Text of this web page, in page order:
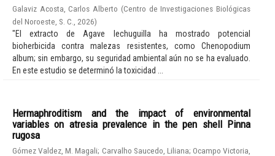
Galaviz Acosta, Carlos Alberto (Centro de Investigaciones Biológicas
del Noroeste, S. C.
2026)
"El extracto de Agave lechuguilla ha mostrado potencial
bioherbicida contra malezas resistentes, como Chenopodium
album; sin embargo, su seguridad ambiental aún no se ha evaluado.
En este estudio se determinó la toxicidad ...
Hermaphroditism and the impact of environmental
variables on atresia prevalence in the pen shell Pinna
rugosa
Gómez Valdez, M. Magali; Carvalho Saucedo, Liliana; Ocampo Victoria,